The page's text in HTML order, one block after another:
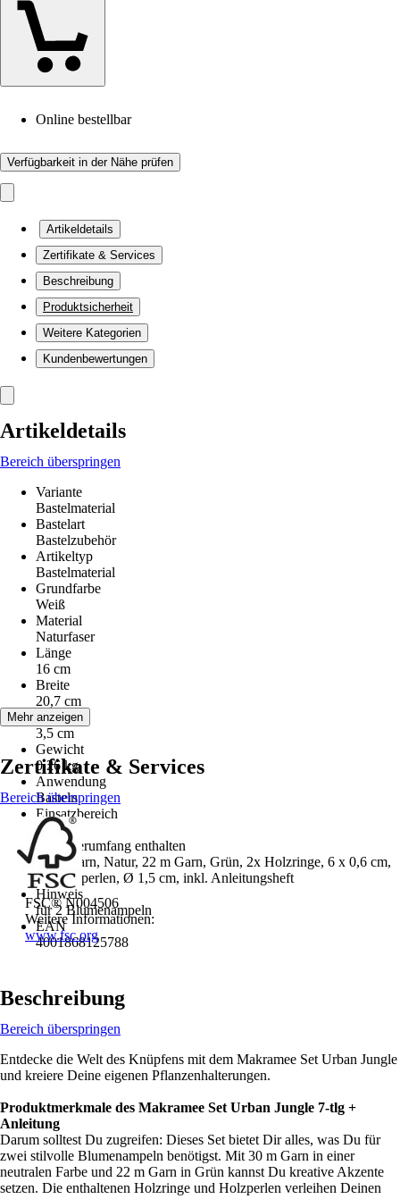
Online bestellbar
Verfügbarkeit in der Nähe prüfen
Artikeldetails
Zertifikate & Services
Beschreibung
Produktsicherheit
Weitere Kategorien
Kundenbewertungen
Artikeldetails
Bereich überspringen
Variante
Bastelmaterial
Bastelart
Bastelzubehör
Artikeltyp
Bastelmaterial
Grundfarbe
Weiß
Material
Naturfaser
Länge
16 cm
Breite
20,7 cm
Höhe
3,5 cm
Gewicht
0,26 kg
Anwendung
Basteln
Einsatzbereich
Innen
Im Lieferumfang enthalten
30 m Garn, Natur, 22 m Garn, Grün, 2x Holzringe, 6 x 0,6 cm,
3x Holzperlen, Ø 1,5 cm, inkl. Anleitungsheft
Hinweis
für 2 Blumenampeln
EAN
4001868125788
Mehr anzeigen
Zertifikate & Services
Bereich überspringen
FSC® N004506
Weitere Informationen:
www.fsc.org
Beschreibung
Bereich überspringen
Entdecke die Welt des Knüpfens mit dem Makramee Set Urban Jungle
und kreiere Deine eigenen Pflanzenhalterungen.
Produktmerkmale des Makramee Set Urban Jungle 7-tlg +
Anleitung
Darum solltest Du zugreifen: Dieses Set bietet Dir alles, was Du für
zwei stilvolle Blumenampeln benötigst. Mit 30 m Garn in einer
neutralen Farbe und 22 m Garn in Grün kannst Du kreative Akzente
setzen. Die enthaltenen Holzringe und Holzperlen verleihen Deinen